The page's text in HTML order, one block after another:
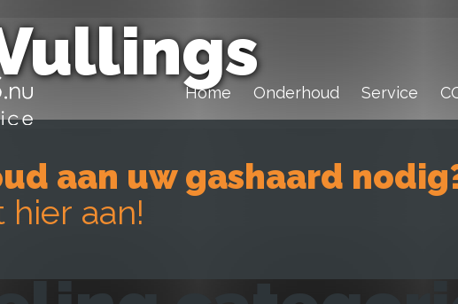
Home Onderhoud Service
aan uw gashaard
hier aan!